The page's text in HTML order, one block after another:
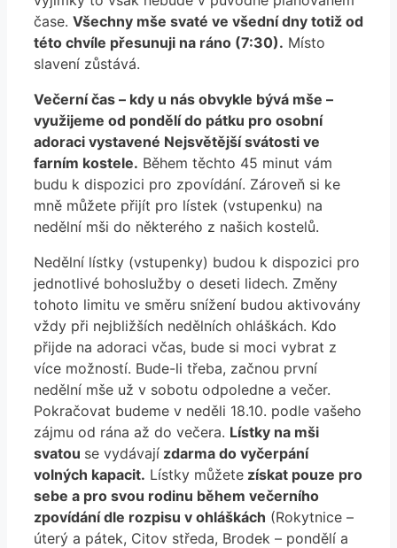
čase. Všechny mše svaté ve všední dny totiž od
této chvíle přesunuji na ráno (7:30). Místo
slavení zůstává.
Večerní čas – kdy u nás obvykle bývá mše –
využijeme od pondělí do pátku pro osobní
adoraci vystavené Nejsvětější svátosti ve
farním kostele. Během těchto 45 minut vám
budu k dispozici pro zpovídání. Zároveň si ke
mně můžete přijít pro lístek (vstupenku) na
nedělní mši do některého z našich kostelů.
Nedělní lístky (vstupenky) budou k dispozici pro
jednotlivé bohoslužby o deseti lidech. Změny
tohoto limitu ve směru snížení budou aktivovány
vždy při nejbližších nedělních ohláškách. Kdo
přijde na adoraci včas, bude si moci vybrat z
více možností. Bude-li třeba, začnou první
nedělní mše už v sobotu odpoledne a večer.
Pokračovat budeme v neděli 18.10. podle vašeho
zájmu od rána až do večera. Lístky na mši
svatou se vydávají zdarma do vyčerpání
volných kapacit. Lístky můžete získat pouze pro
sebe a pro svou rodinu během večerního
zpovídání dle rozpisu v ohláškách (Rokytnice –
úterý a pátek, Citov středa, Brodek – pondělí a